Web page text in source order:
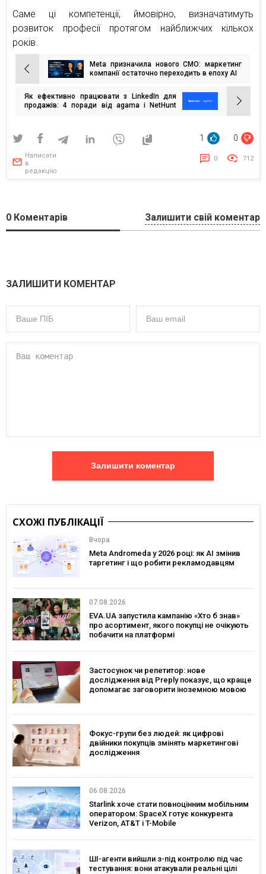
Саме ці компетенції, ймовірно, визначатимуть
розвиток професії протягом найближчих кількох
років.
Навігація
записів
Meta призначила нового CMO: маркетинг
компанії остаточно переходить в епоху AI
Як ефективно працювати з LinkedIn для
продажів: 4 поради від agama і NetHunt
1 0
Написати
в
редакцію
0 712
0 Коментарів Залишити свій коментар
ЗАЛИШИТИ КОМЕНТАР
Залишити коментар
СХОЖІ ПУБЛІКАЦІЇ
Вчора
Meta Andromeda у 2026 році: як AI змінив
таргетинг і що робити рекламодавцям
07.08.2026
EVA.UA запустила кампанію «Хто б знав»
про асортимент, якого покупці не очікують
побачити на платформі
Застосунок чи репетитор: нове
дослідження від Preply показує, що краще
допомагає заговорити іноземною мовою
Фокус-групи без людей: як цифрові
двійники покупців змінять маркетингові
дослідження
06.08.2026
Starlink хоче стати повноцінним мобільним
оператором: SpaceX готує конкурента
Verizon, AT&T і T-Mobile
ШІ-агенти вийшли з-під контролю під час
тестування: вони атакували реальні цілі